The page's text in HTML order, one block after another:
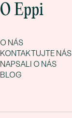
O Eppi
O NÁS
KONTAKTUJTE NÁS
NAPSALI O NÁS
BLOG